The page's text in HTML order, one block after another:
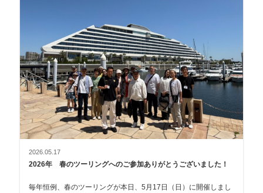
2026.05.17
2026年 春のツーリングへのご参加ありがとうございました！
毎年恒例、春のツーリングが本日、5月17日（日）に開催しまし